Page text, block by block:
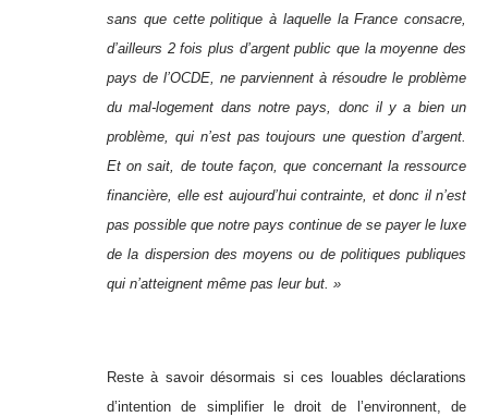
sans que cette politique à laquelle la France consacre,
d’ailleurs 2 fois plus d’argent public que la moyenne des
pays de l’OCDE, ne parviennent à résoudre le problème
du mal-logement dans notre pays, donc il y a bien un
problème, qui n’est pas toujours une question d’argent.
Et on sait, de toute façon, que concernant la ressource
financière, elle est aujourd’hui contrainte, et donc il n’est
pas possible que notre pays continue de se payer le luxe
de la dispersion des moyens ou de politiques publiques
qui n’atteignent même pas leur but. »
Reste à savoir désormais si ces louables déclarations
d’intention de simplifier le droit de l’environnent, de